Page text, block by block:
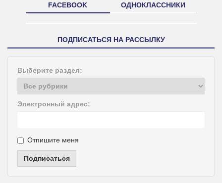
FACEBOOK ОДНОКЛАССНИКИ
ПОДПИСАТЬСЯ НА РАССЫЛКУ
Выберите раздел:
Электронный адрес:
Отпишите меня
Подписаться